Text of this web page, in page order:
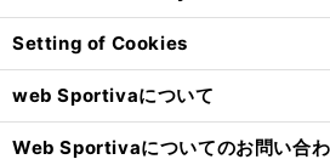
Setting of Cookies
web Sportivaについて
Web Sportivaについてのお問い合